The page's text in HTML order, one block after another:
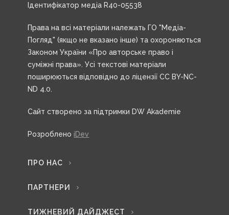
Ідентифікатор медіа R40-05538
Права на всі матеріали належать ГО "Медіа-
Погляд" (якщо не вказано інше) та охороняються
Законом України «Про авторське право і
суміжні права». Усі текстові матеріали
поширюються відповідно до ліцензії CC BY-NC-
ND 4.0.
Сайт створено за підтримки DW Akademie
Розроблено iDev
ПРО НАС
ПАРТНЕРИ
ТИЖНЕВИЙ ДАЙДЖЕСТ